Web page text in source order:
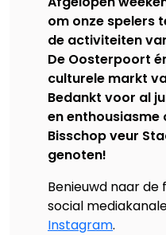
om onze spelers
de activiteiten
De Oosterpoort
culturele markt
Bedankt voor al
en enthousiasme
Bisschop veur
genoten!
Benieuwd naar de
social
Instagram.